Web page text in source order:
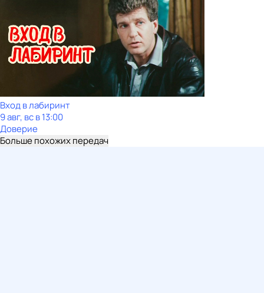
Вход в лабиринт
9 авг, вс в 13:00
Доверие
Больше похожих передач